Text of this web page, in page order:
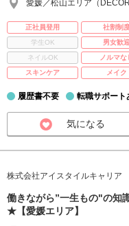
愛媛／松山エリア（
正社員登用 社割制
学生OK
男女歓迎
ネイルOK
ノルマな
スキンケア
メイク
履歴書不要 転職サポート
気になる
株式会社アイスタイルキャリア
働きながら”一生もの"の知
★【愛媛エリア】